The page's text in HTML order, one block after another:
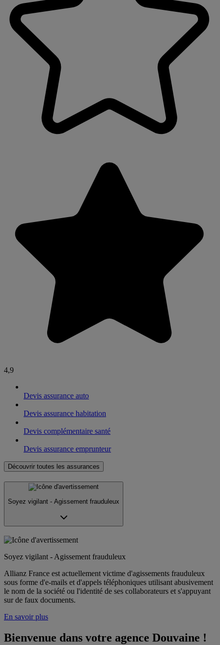
4,9
Devis assurance auto
Devis assurance habitation
Devis complémentaire santé
Devis assurance emprunteur
Découvrir toutes les assurances
Soyez vigilant - Agissement frauduleux
Soyez vigilant - Agissement frauduleux
Allianz France est actuellement victime d'agissements frauduleux
sous forme d'e-mails et d'appels téléphoniques utilisant abusivement
le nom de la société ou l'identité de ses collaborateurs et s'appuyant
sur de faux documents.
En savoir plus
Bienvenue dans votre agence Douvaine !